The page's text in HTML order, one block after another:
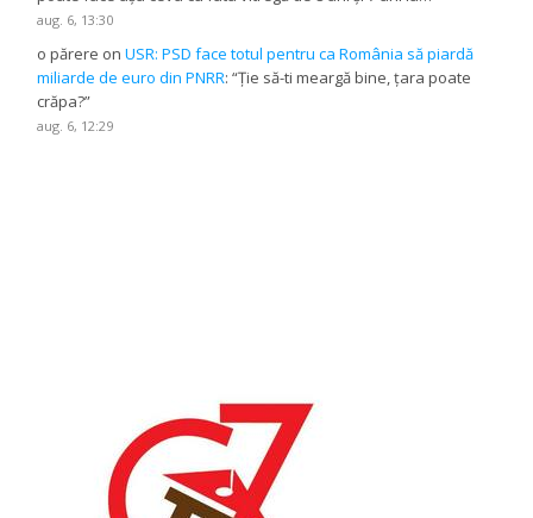
aug. 6, 13:30
o părere onUSR: PSD face totul pentru ca România să piardă
miliarde de euro din PNRR: “Ție să-ti meargă bine, țara poate
crăpa?”
aug. 6, 12:29